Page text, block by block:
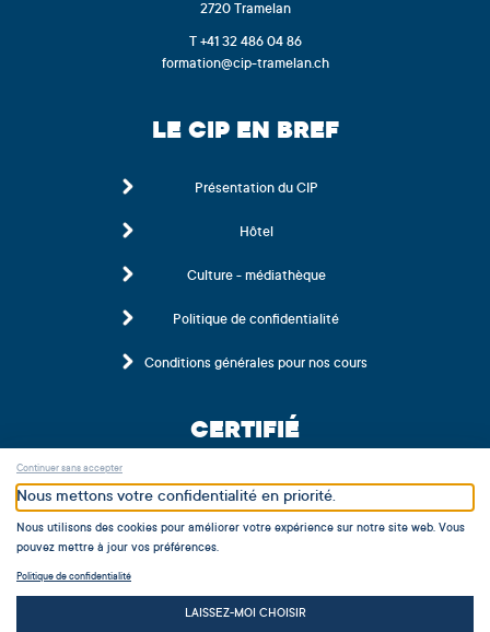
2720 Tramelan
T +41 32 486 04 86
formation@cip-tramelan.ch
LE CIP EN BREF
Présentation du CIP
Hôtel
Culture - médiathèque
Politique de confidentialité
Conditions générales pour nos cours
CERTIFIÉ
MEMBRE
Continuer sans accepter
Nous mettons votre confidentialité en priorité.
Nous utilisons des cookies pour améliorer votre expérience sur notre site web. Vous
pouvez mettre à jour vos préférences.
Politique de confidentialité
LAISSEZ-MOI CHOISIR